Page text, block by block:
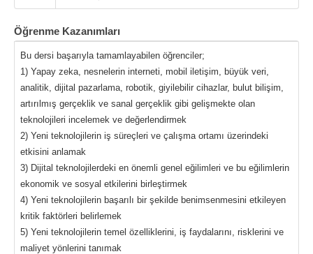
Öğrenme Kazanımları
Bu dersi başarıyla tamamlayabilen öğrenciler;
1) Yapay zeka, nesnelerin interneti, mobil iletişim, büyük veri,
analitik, dijital pazarlama, robotik, giyilebilir cihazlar, bulut bilişim,
artırılmış gerçeklik ve sanal gerçeklik gibi gelişmekte olan
teknolojileri incelemek ve değerlendirmek
2) Yeni teknolojilerin iş süreçleri ve çalışma ortamı üzerindeki
etkisini anlamak
3) Dijital teknolojilerdeki en önemli genel eğilimleri ve bu eğilimlerin
ekonomik ve sosyal etkilerini birleştirmek
4) Yeni teknolojilerin başarılı bir şekilde benimsenmesini etkileyen
kritik faktörleri belirlemek
5) Yeni teknolojilerin temel özelliklerini, iş faydalarını, risklerini ve
maliyet yönlerini tanımak